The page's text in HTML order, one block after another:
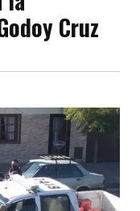
Cruz